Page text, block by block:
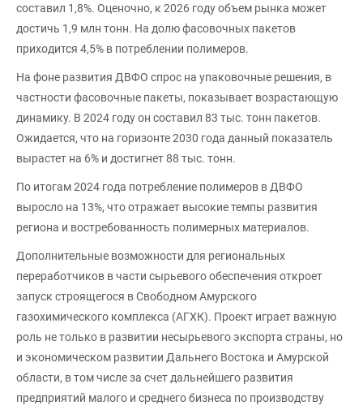
составил 1,8%. Оценочно, к 2026 году объем рынка может
достичь 1,9 млн тонн. На долю фасовочных пакетов
приходится 4,5% в потреблении полимеров.
На фоне развития ДВФО спрос на упаковочные решения, в
частности фасовочные пакеты, показывает возрастающую
динамику. В 2024 году он составил 83 тыс. тонн пакетов.
Ожидается, что на горизонте 2030 года данный показатель
вырастет на 6% и достигнет 88 тыс. тонн.
По итогам 2024 года потребление полимеров в ДВФО
выросло на 13%, что отражает высокие темпы развития
региона и востребованность полимерных материалов.
Дополнительные возможности для региональных
переработчиков в части сырьевого обеспечения откроет
запуск строящегося в Свободном Амурского
газохимического комплекса (АГХК). Проект играет важную
роль не только в развитии несырьевого экспорта страны, но
и экономическом развитии Дальнего Востока и Амурской
области, в том числе за счет дальнейшего развития
предприятий малого и среднего бизнеса по производству